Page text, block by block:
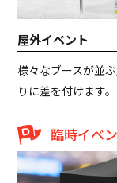
屋外イベント
様々なブースが並
りに差を付けます。
臨時イベ